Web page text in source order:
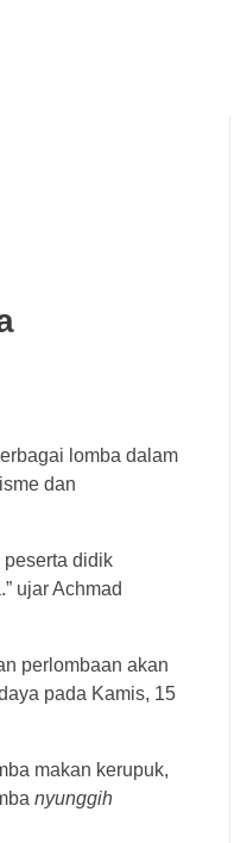
lomba dalam
dan
peserta didik
ujar Achmad
perlombaan akan
pada Kamis, 15
makan kerupuk,
nyunggih